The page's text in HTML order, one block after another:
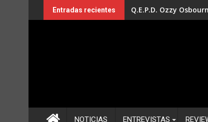
al
Entradas recientes Q.E.P.D. Ozzy
NOTICIAS ENTREVISTAS